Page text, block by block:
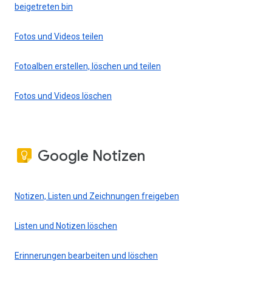
beigetreten bin
Fotos und Videos teilen
Fotoalben erstellen, löschen und teilen
Fotos und Videos löschen
Google Notizen
Notizen, Listen und Zeichnungen freigeben
Listen und Notizen löschen
Erinnerungen bearbeiten und löschen